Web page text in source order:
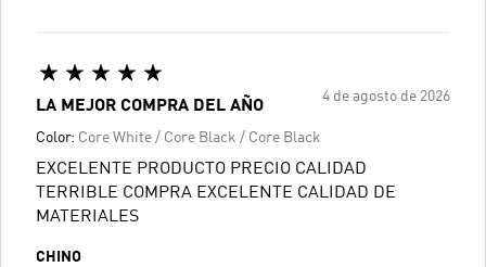
4 de agosto de 2026
LA MEJOR COMPRA DEL AÑO
Color: Core White / Core Black / Core Black
EXCELENTE PRODUCTO PRECIO CALIDAD
TERRIBLE COMPRA EXCELENTE CALIDAD DE
MATERIALES
CHINO